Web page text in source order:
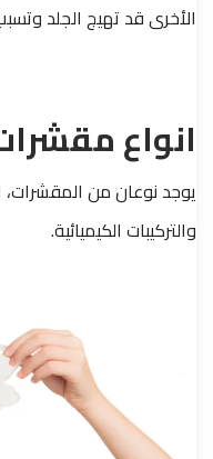
الأخرى قد تهيج الجلد
انواع
يوجد نوعان من المقشرات،
والتركيبات الكيميائية.